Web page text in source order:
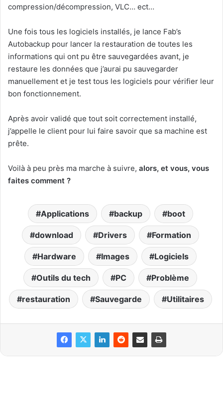
compression/décompression, VLC… ect…
Une fois tous les logiciels installés, je lance Fab’s
Autobackup pour lancer la restauration de toutes les
informations qui ont pu être sauvegardées avant, je
restaure les données que j’aurai pu sauvegarder
manuellement et je test tous les logiciels pour vérifier leur
bon fonctionnement.
Après avoir validé que tout soit correctement installé,
j’appelle le client pour lui faire savoir que sa machine est
prête.
Voilà à peu près ma marche à suivre, alors, et vous, vous
faites comment ?
Applications backup boot
download Drivers Formation
Hardware Images Logiciels
Outils du tech PC Problème
restauration Sauvegarde Utilitaires